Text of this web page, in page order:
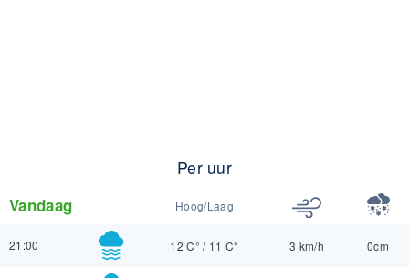
Per uur
Vandaag Hoog/Laag
21:00 12 C° / 11 C° 3 km/h 0cm